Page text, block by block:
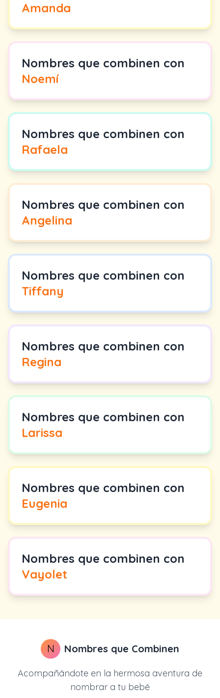
Amanda
Nombres que combinen con
Noemí
Nombres que combinen con
Rafaela
Nombres que combinen con
Angelina
Nombres que combinen con
Tiffany
Nombres que combinen con
Regina
Nombres que combinen con
Larissa
Nombres que combinen con
Eugenia
Nombres que combinen con
Vayolet
N Nombres que Combinen
Acompañándote en la hermosa aventura de
nombrar a tu bebé